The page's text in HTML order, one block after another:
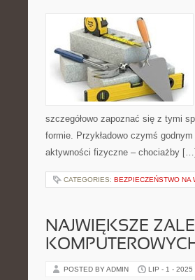
szczegółowo zapoznać się z tymi
formie. Przykładowo czymś
aktywności fizyczne – chociażby […]
CATEGORIES: BEZPIECZEŃSTWO NA
NAJWIĘKSZE
POSTED BY ADMIN LIP - 1 - 2025